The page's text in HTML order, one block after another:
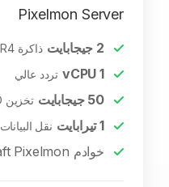
Pixelmon Server
2 جيجابايت ذاكرة DDR4
1
vCPU تردد عالي
50 جيجابايت تخزين NVMe SSD
1تيرابايت نقل البيانات
خوادم Minecraft Pixelmon